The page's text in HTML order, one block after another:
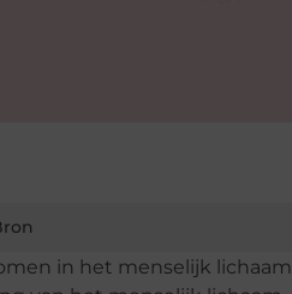
in het menselijk